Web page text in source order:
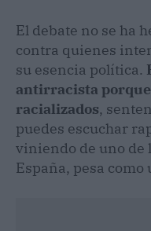
El debate no se ha
contra quienes
su esencia política.
antirracista
racializados,
puedes escuchar
viniendo de uno de
España, pesa como